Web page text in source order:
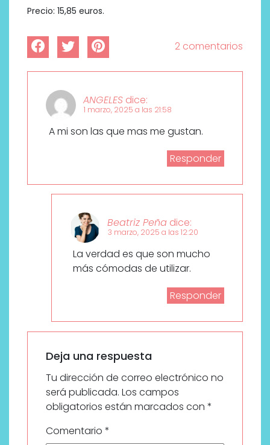
Precio: 15,85 euros.
2 comentarios
ANGELES dice:
1 marzo, 2025 a las 21:58
A mi son las que mas me gustan.
Responder
Beatriz Peña dice:
3 marzo, 2025 a las 12:20
La verdad es que son mucho
más cómodas de utilizar.
Responder
Deja una respuesta
Tu dirección de correo electrónico no
será publicada. Los campos
obligatorios están marcados con *
Comentario *